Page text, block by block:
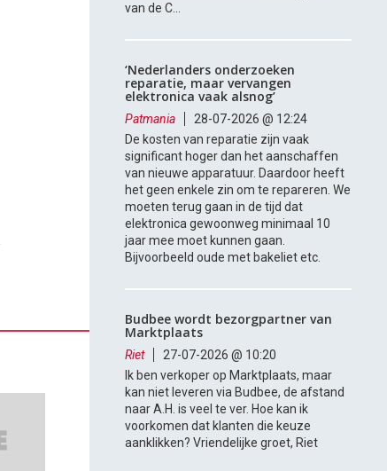
van de C...
‘Nederlanders onderzoeken
reparatie, maar vervangen
elektronica vaak alsnog’
Patmania
28-07-2026 @ 12:24
De kosten van reparatie zijn vaak
significant hoger dan het aanschaffen
van nieuwe apparatuur. Daardoor heeft
het geen enkele zin om te repareren. We
moeten terug gaan in de tijd dat
elektronica gewoonweg minimaal 10
jaar mee moet kunnen gaan.
Bijvoorbeeld oude met bakeliet etc.
Budbee wordt bezorgpartner van
Marktplaats
Riet
27-07-2026 @ 10:20
Ik ben verkoper op Marktplaats, maar
kan niet leveren via Budbee, de afstand
naar A.H. is veel te ver. Hoe kan ik
voorkomen dat klanten die keuze
aanklikken? Vriendelijke groet, Riet